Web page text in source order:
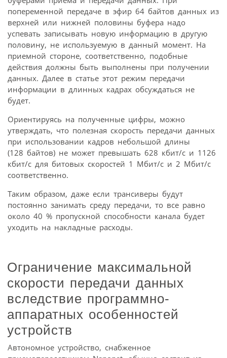
попеременной передаче в эфир 64 байтов данных из
верхней или нижней половины буфера надо
успевать записывать новую информацию в другую
половину, не используемую в данный момент. На
приемной стороне, соответственно, подобные
действия должны быть выполнены при получении
данных. Далее в статье этот режим передачи
информации в длинных кадрах обсуждаться не
будет.
Ориентируясь на полученные цифры, можно
утверждать, что полезная скорость передачи данных
при использовании кадров небольшой длины
(128 байтов) не может превышать 628 кбит/с и 1126
кбит/с для битовых скоростей 1 Мбит/с и 2 Мбит/с
соответственно.
Таким образом, даже если трансиверы будут
постоянно занимать среду передачи, то все равно
около 40 % пропускной способности канала будет
уходить на накладные расходы.
Ограничение максимальной
скорости передачи данных
вследствие программно-
аппаратных особенностей
устройств
Автономное устройство, снабженное